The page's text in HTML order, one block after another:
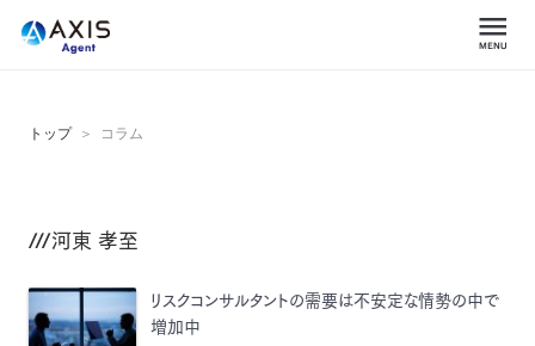
トップ コラム
河東 孝至
リスクコンサルタントの需要は不安定な情勢の中で
増加中